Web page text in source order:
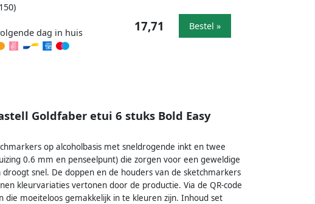
dag in huis
17,71 Bestel »
Goldfaber etui 6 stuks Bold Easy
op alcoholbasis met sneldrogende inkt en twee
0.6 mm en penseelpunt) die zorgen voor een geweldige
snel. De doppen en de houders van de sketchmarkers
kleurvariaties vertonen door de productie. Via de QR-code
moeiteloos gemakkelijk in te kleuren zijn. Inhoud set